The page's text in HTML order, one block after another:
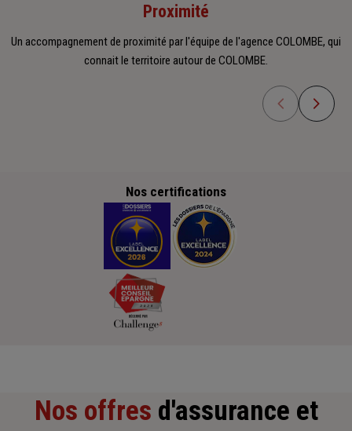
Proximité
Un accompagnement de proximité par l'équipe de l'agence COLOMBE, qui
connait le territoire autour de COLOMBE.
Nos certifications
Nos offres d'assurance et